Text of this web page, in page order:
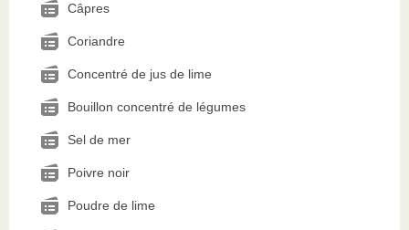
Câpres
Coriandre
Concentré de jus de lime
Bouillon concentré de légumes
Sel de mer
Poivre noir
Poudre de lime